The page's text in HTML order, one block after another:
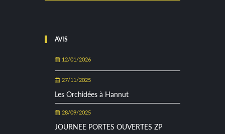
AVIS
12/01/2026
27/11/2025
Les Orchidées à Hannut
28/09/2025
JOURNEE PORTES OUVERTES ZP